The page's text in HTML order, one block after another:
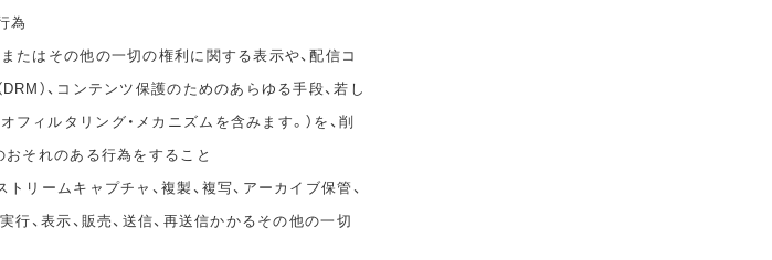
為
たはその他の一切の権利に関する表示や、配信コ
）、コンテンツ保護のためのあらゆる手段、若し
ィルタリング・メカニズムを含みます。）を、削
おそれのある行為をすること
リームキャプチャ、複製、複写、アーカイブ保管、
行、表示、販売、送信、再送信かかるその他の一切